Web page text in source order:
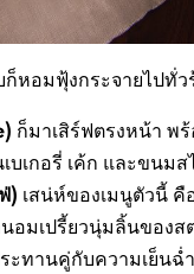
หอมฟุ้งกระจายไปทั่
ก็มาเสิร์ฟตรงหน้า พ
เกอรี่ เค้ก และขนมส
) เสน่ห์ของเมนูตัวนี้
มเปรี้ยวนุ่มลิ้นของส
ทานคู่กับความเย็น